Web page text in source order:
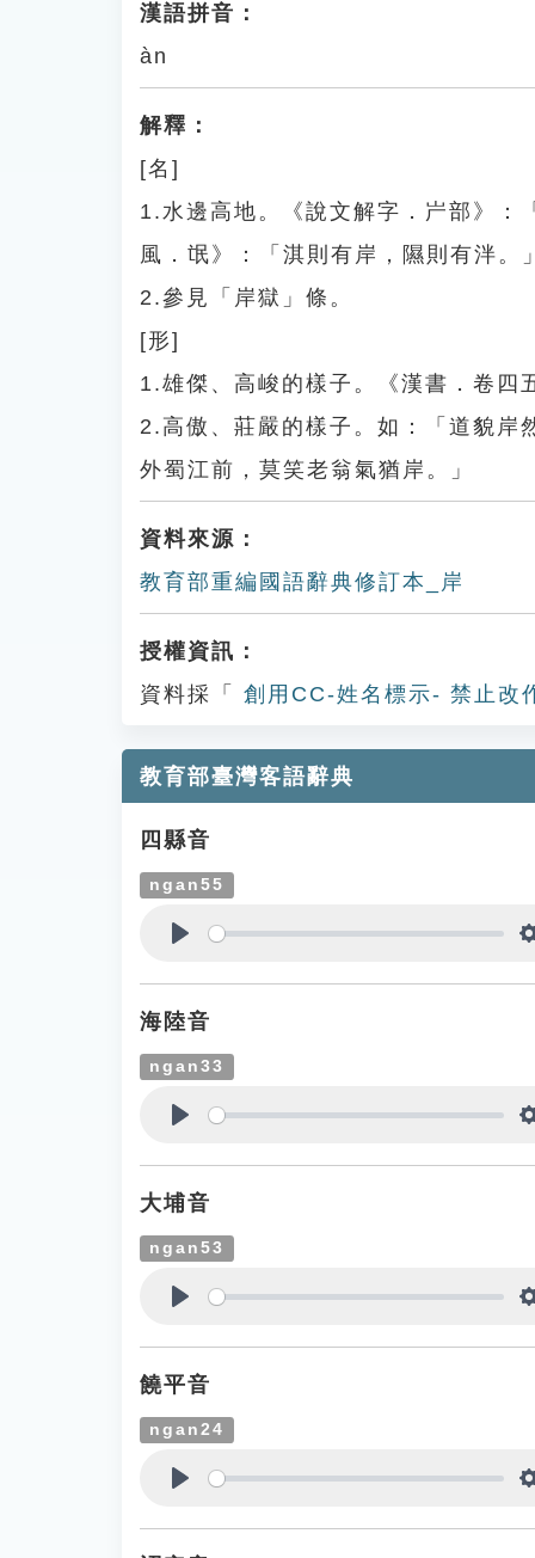
漢語拼音：
àn
解釋：
[名]
1.水邊高地。《說文解字．屵部》：
風．氓》：「淇則有岸，隰則有泮。」
2.參見「岸獄」條。
[形]
1.雄傑、高峻的樣子。《漢書．卷四
2.高傲、莊嚴的樣子。如：「道貌岸
外蜀江前，莫笑老翁氣猶岸。」
資料來源：
教育部重編國語辭典修訂本_岸
授權資訊：
資料採「
創用CC-姓名標示- 禁止改
教育部臺灣客語辭典
四縣音
ngan55
海陸音
ngan33
大埔音
ngan53
饒平音
ngan24